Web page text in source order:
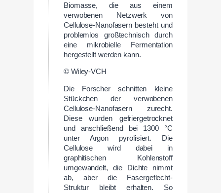
Biomasse, die aus einem
verwobenen Netzwerk von
Cellulose-Nanofasern besteht und
problemlos großtechnisch durch
eine mikrobielle Fermentation
hergestellt werden kann.
© Wiley-VCH
Die Forscher schnitten kleine
Stückchen der verwobenen
Cellulose-Nanofasern zurecht.
Diese wurden gefriergetrocknet
und anschließend bei 1300 °C
unter Argon pyrolisiert. Die
Cellulose wird dabei in
graphitischen Kohlenstoff
umgewandelt, die Dichte nimmt
ab, aber die Fasergeflecht-
Struktur bleibt erhalten. So